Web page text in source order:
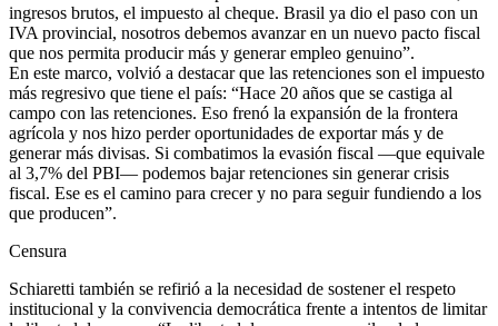
ingresos brutos, el impuesto al cheque. Brasil ya dio el paso con un
IVA provincial, nosotros debemos avanzar en un nuevo pacto fiscal
que nos permita producir más y generar empleo genuino”.
En este marco, volvió a destacar que las retenciones son el impuesto
más regresivo que tiene el país: “Hace 20 años que se castiga al
campo con las retenciones. Eso frenó la expansión de la frontera
agrícola y nos hizo perder oportunidades de exportar más y de
generar más divisas. Si combatimos la evasión fiscal —que equivale
al 3,7% del PBI— podemos bajar retenciones sin generar crisis
fiscal. Ese es el camino para crecer y no para seguir fundiendo a los
que producen”.
Censura
Schiaretti también se refirió a la necesidad de sostener el respeto
institucional y la convivencia democrática frente a intentos de limitar